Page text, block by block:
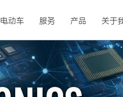
电动车 服务 产品 关于